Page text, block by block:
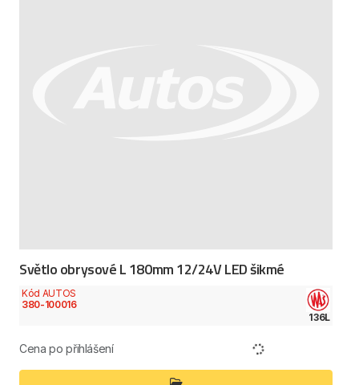
Světlo obrysové L 180mm 12/24V LED šikmé
Kód AUTOS
380-100016
136L
Cena po přihlášení